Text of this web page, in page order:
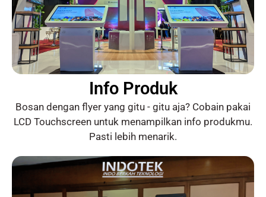
Info Produk
Bosan dengan flyer yang gitu - gitu aja? Cobain pakai
LCD Touchscreen untuk menampilkan info produkmu.
Pasti lebih menarik.